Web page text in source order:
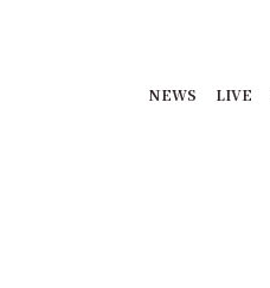
NEWS LIVE